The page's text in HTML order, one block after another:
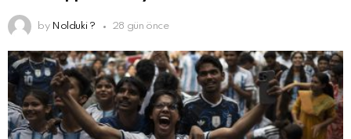
by Nolduki ? 28 gün önce